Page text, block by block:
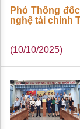
Phó Thống
nghệ tài chính
(10/10/2025)